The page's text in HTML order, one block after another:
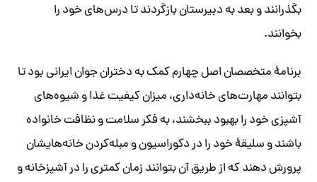
بگذرانند و بعد به دبیرستان بازگردند تا درس‌های خود را
بخوانند.
برنامۀ متخصصان اصل چهارم کمک به دختران جوان ایرانی بود تا
بتوانند مهارت‌های خانه‌داری، میزان کیفیت غذا و شیوه‌های
آشپزی خود را بهبود ببخشند، به فکر سلامت و نظافت خانواده
باشند و سلیقۀ خود را در دکوراسیون و مبله‌کردن خانه‌هایشان
پرورش دهند که از طریق آن بتوانند زمان کمتری را در آشپزخانه و